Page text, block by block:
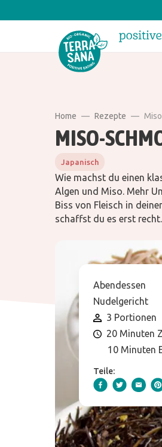
Home Rezepte
MISO-
Japanisch
Wie machst du einen
Algen und Miso. Mehr
Biss von Fleisch in
schaffst du es erst
Abendessen
Nudelgericht
3 Portionen
20 Minuten
10 Minuten
Teile: